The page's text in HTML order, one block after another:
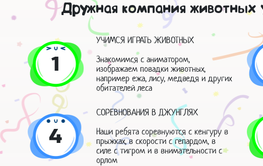
Дружная компания животных
1
УЧИМСЯ ИГРАТЬ ЖИВОТНЫХ
Знакомимся с аниматором,
изображаем повадки животных,
например ежа, лису, медведя и других
обитателей леса
4
СОРЕВНОВАНИЯ В ДЖУНГЛЯХ
Наши ребята соревнуются с кенгуру в
прыжках, в скорости с гепардом, в
силе с тигром и в внимательности с
орлом